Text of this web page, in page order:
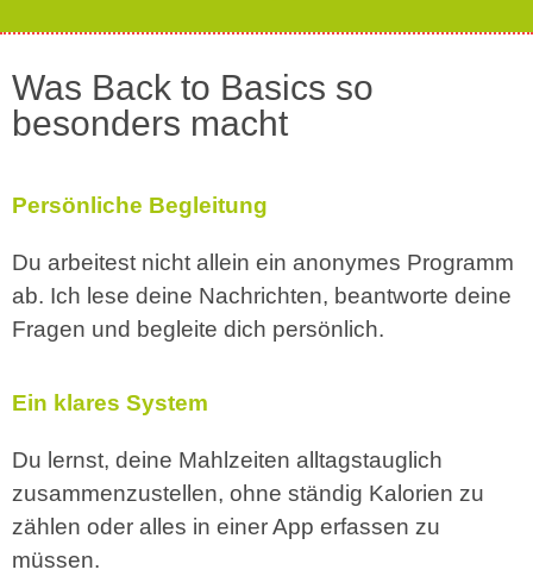
Was Back to Basics so
besonders macht
Persönliche Begleitung
Du arbeitest nicht allein ein anonymes Programm
ab. Ich lese deine Nachrichten, beantworte deine
Fragen und begleite dich persönlich.
Ein klares System
Du lernst, deine Mahlzeiten alltagstauglich
zusammenzustellen, ohne ständig Kalorien zu
zählen oder alles in einer App erfassen zu
müssen.